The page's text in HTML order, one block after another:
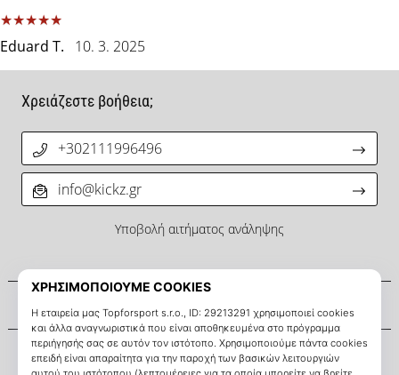
λάτρης
του
μπάσκετ
εμείς;
μαζί
μας
ως
πρεσβευτής
Εμφάνιση
όλων των
Eduard T. 10. 3. 2025
Σχετικά μ' εμάς
Εξυπηρέτηση πελατών
Χρειάζεστε βοήθεια;
+302111996496
info@kickz.gr
Υποβολή αιτήματος ανάληψης